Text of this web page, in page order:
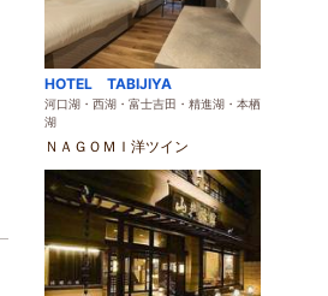
HOTEL TABIJIYA
河口湖・西湖・富士吉田・精進湖・本栖
湖
ＮＡＧＯＭＩ洋ツイン